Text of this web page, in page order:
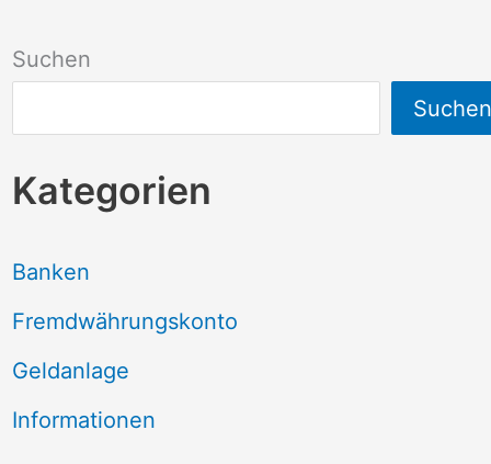
Suchen
Suchen
Kategorien
Banken
Fremdwährungskonto
Geldanlage
Informationen